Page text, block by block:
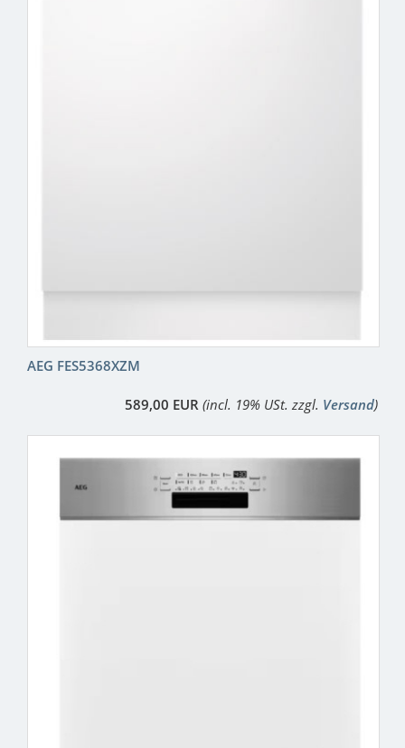
AEG FES5368XZM
589,00 EUR (incl. 19% USt. zzgl. Versand)